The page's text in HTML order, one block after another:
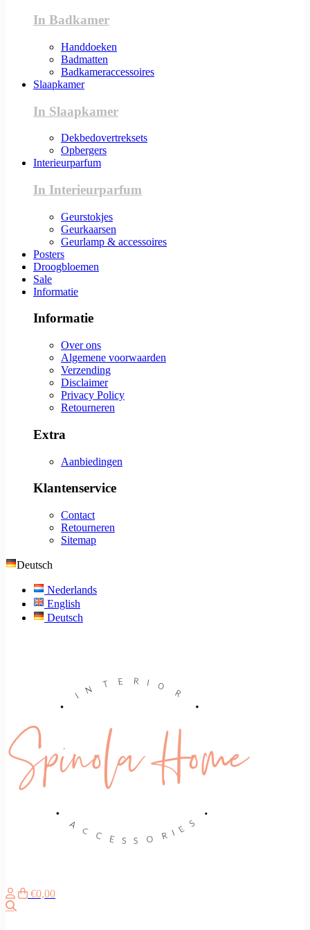
In Badkamer
Handdoeken
Badmatten
Badkameraccessoires
Slaapkamer
In Slaapkamer
Dekbedovertreksets
Opbergers
Interieurparfum
In Interieurparfum
Geurstokjes
Geurkaarsen
Geurlamp & accessoires
Posters
Droogbloemen
Sale
Informatie
Informatie
Over ons
Algemene voorwaarden
Verzending
Disclaimer
Privacy Policy
Retourneren
Extra
Aanbiedingen
Klantenservice
Contact
Retourneren
Sitemap
Deutsch
Nederlands
English
Deutsch
€0,00